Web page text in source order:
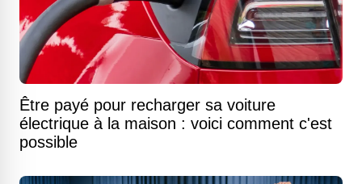
Être payé pour recharger sa voiture
électrique à la maison : voici comment c'est
possible